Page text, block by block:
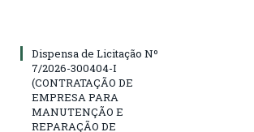
Dispensa de Licitação Nº
7/2026-300404-I
(CONTRATAÇÃO DE
EMPRESA PARA
MANUTENÇÃO E
REPARAÇÃO DE